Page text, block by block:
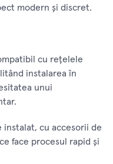
modern și discret.
cu rețelele
instalarea în
unui
instalat, cu accesorii de
face procesul rapid și